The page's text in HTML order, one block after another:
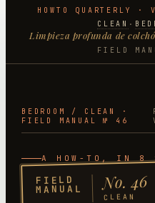
HOWTO QUARTERLY
CLEAN ·
Limpieza profunda de
FIELD
BEDROOM / CLEAN
·
FIELD MANUAL № 46
A HOW-TO , IN 8
FIELD
MANUAL No.46
CLEAN